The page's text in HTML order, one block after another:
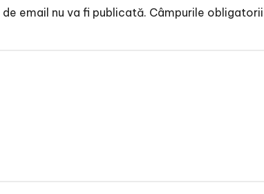
email nu va fi publicată. Câmpurile